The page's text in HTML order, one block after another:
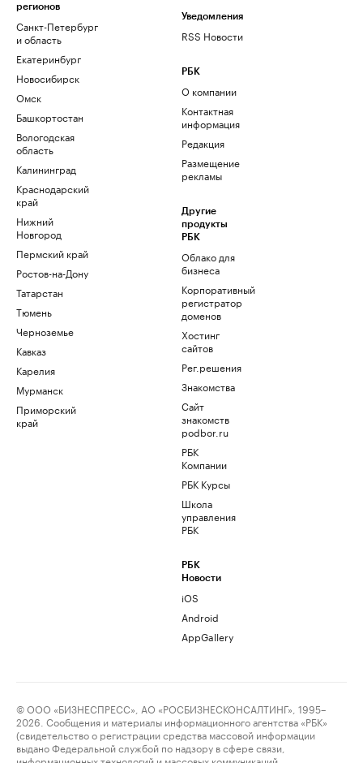
регионов
Санкт-Петербург
и область
Екатеринбург
Новосибирск
Омск
Башкортостан
Вологодская
область
Калининград
Краснодарский
край
Нижний
Новгород
Пермский край
Ростов-на-Дону
Татарстан
Тюмень
Черноземье
Кавказ
Карелия
Мурманск
Приморский
край
Уведомления
RSS Новости
РБК
О компании
Контактная
информация
Редакция
Размещение
рекламы
Другие
продукты
РБК
Облако для
бизнеса
Корпоративный
регистратор
доменов
Хостинг
сайтов
Рег.решения
Знакомства
Сайт
знакомств
podbor.ru
РБК
Компании
РБК Курсы
Школа
управления
РБК
РБК
Новости
iOS
Android
AppGallery
© ООО «БИЗНЕСПРЕСС», АО «РОСБИЗНЕСКОНСАЛТИНГ», 1995–
2026. Сообщения и материалы информационного агентства «РБК»
(свидетельство о регистрации средства массовой информации
выдано Федеральной службой по надзору в сфере связи,